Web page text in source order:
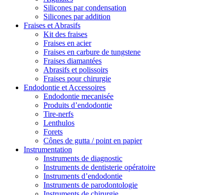
Silicones par condensation
Silicones par addition
Fraises et Abrasifs
Kit des fraises
Fraises en acier
Fraises en carbure de tungstene
Fraises diamantées
Abrasifs et polissoirs
Fraises pour chirurgie
Endodontie et Accessoires
Endodontie mecanisée
Produits d’endodontie
Tire-nerfs
Lenthulos
Forets
Cônes de gutta / point en papier
Instrumentation
Instruments de diagnostic
Instruments de dentisterie opératoire
Instruments d’endodontie
Instruments de parodontologie